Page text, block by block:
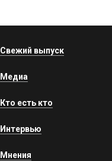
Свежий выпуск
Медиа
Кто есть кто
Интервью
Мнения